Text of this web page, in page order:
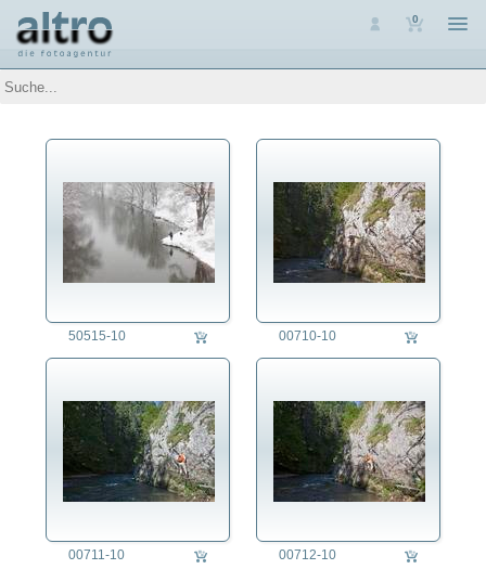
0
Auswahl
Themen
Architektur
Assoziative Themen
Brauchtum
Denkmalpflege
Ernährung
Forschung/Wissenschaft
Freizeit
Gesundheitswesen
Jahreszeit
Länder
50515-10 00710-10
00711-10 00712-10